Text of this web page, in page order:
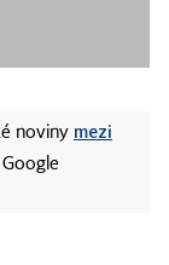
noviny mezi
Google